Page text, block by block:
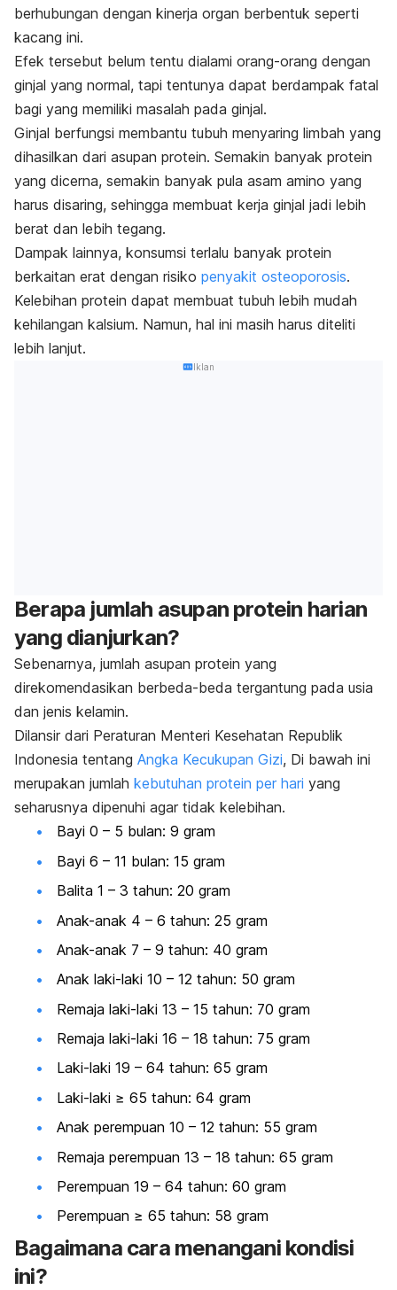
berhubungan dengan kinerja organ berbentuk seperti
kacang ini.
Efek tersebut belum tentu dialami orang-orang dengan
ginjal yang normal, tapi tentunya dapat berdampak fatal
bagi yang memiliki masalah pada ginjal.
Ginjal berfungsi membantu tubuh menyaring limbah yang
dihasilkan dari asupan protein. Semakin banyak protein
yang dicerna, semakin banyak pula asam amino yang
harus disaring, sehingga membuat kerja ginjal jadi lebih
berat dan lebih tegang.
Dampak lainnya, konsumsi terlalu banyak protein
berkaitan erat dengan risiko penyakit osteoporosis.
Kelebihan protein dapat membuat tubuh lebih mudah
kehilangan kalsium. Namun, hal ini masih harus diteliti
lebih lanjut.
Iklan
Berapa jumlah asupan protein harian
yang dianjurkan?
Sebenarnya, jumlah asupan protein yang
direkomendasikan berbeda-beda tergantung pada usia
dan jenis kelamin.
Dilansir dari Peraturan Menteri Kesehatan Republik
Indonesia tentang Angka Kecukupan Gizi, Di bawah ini
merupakan jumlah kebutuhan protein per hari yang
seharusnya dipenuhi agar tidak kelebihan.
Bayi 0 – 5 bulan: 9 gram
Bayi 6 – 11 bulan: 15 gram
Balita 1 – 3 tahun: 20 gram
Anak-anak 4 – 6 tahun: 25 gram
Anak-anak 7 – 9 tahun: 40 gram
Anak laki-laki 10 – 12 tahun: 50 gram
Remaja laki-laki 13 – 15 tahun: 70 gram
Remaja laki-laki 16 – 18 tahun: 75 gram
Laki-laki 19 – 64 tahun: 65 gram
Laki-laki ≥ 65 tahun: 64 gram
Anak perempuan 10 – 12 tahun: 55 gram
Remaja perempuan 13 – 18 tahun: 65 gram
Perempuan 19 – 64 tahun: 60 gram
Perempuan ≥ 65 tahun: 58 gram
Bagaimana cara menangani kondisi
ini?